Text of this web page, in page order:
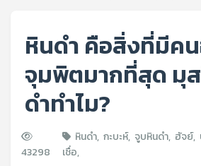
หินดำ คือสิ่งที่มีค
จุมพิตมากที่สุด มุ
ดำทำไม?
43298
หินดำ, กะบะห์, จูบหินดำ, ฮัจย์,
เชื่อ,